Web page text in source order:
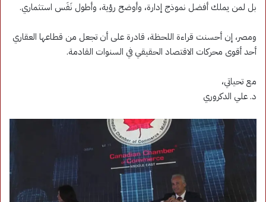
بل لمن يملك أفضل نموذج إدارة، وأوضح رؤية، وأطول نَفَس استثماري.
ومصر، إن أحسنت قراءة اللحظة، قادرة على أن تجعل من قطاعها العقاري
أحد أقوى محركات الاقتصاد الحقيقي في السنوات القادمة.
مع تحياتي،
د. علي الدكروري